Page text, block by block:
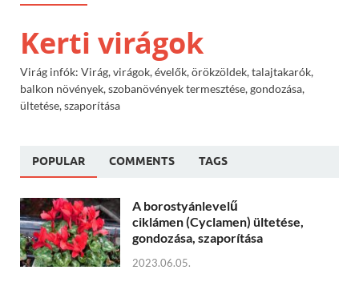
Kerti virágok
Virág infók: Virág, virágok, évelők, örökzöldek, talajtakarók,
balkon növények, szobanövények termesztése, gondozása,
ültetése, szaporítása
POPULAR COMMENTS TAGS
A borostyánlevelű
ciklámen (Cyclamen) ültetése,
gondozása, szaporítása
2023.06.05.